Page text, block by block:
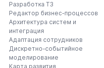
Разработка ТЗ
Редактор бизнес-процессов
Архитектура систем и
интеграция
Адаптация сотрудников
Дискретно-событийное
моделирование
Карта развития